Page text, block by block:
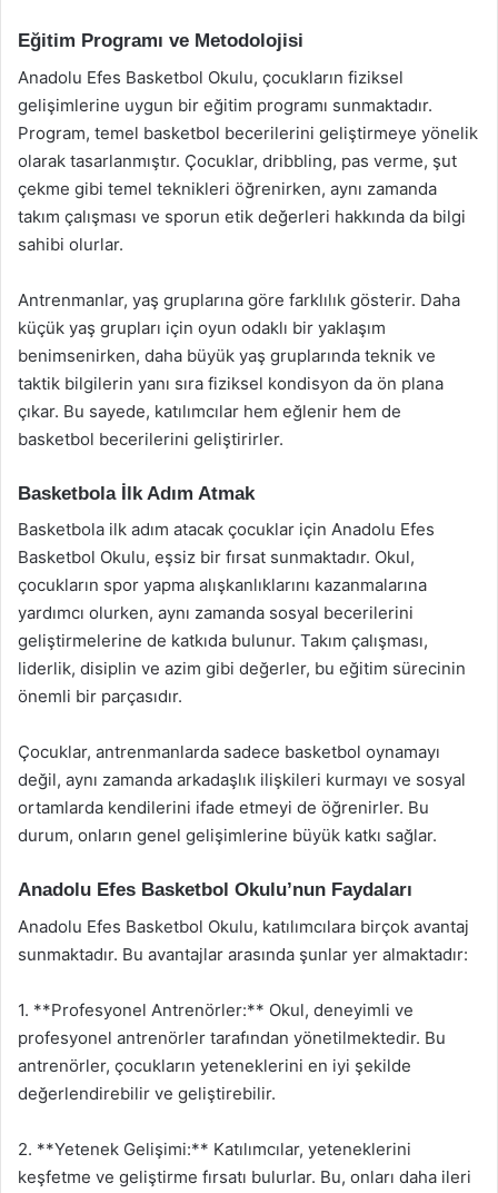
Eğitim Programı ve Metodolojisi
Anadolu Efes Basketbol Okulu, çocukların fiziksel
gelişimlerine uygun bir eğitim programı sunmaktadır.
Program, temel basketbol becerilerini geliştirmeye yönelik
olarak tasarlanmıştır. Çocuklar, dribbling, pas verme, şut
çekme gibi temel teknikleri öğrenirken, aynı zamanda
takım çalışması ve sporun etik değerleri hakkında da bilgi
sahibi olurlar.
Antrenmanlar, yaş gruplarına göre farklılık gösterir. Daha
küçük yaş grupları için oyun odaklı bir yaklaşım
benimsenirken, daha büyük yaş gruplarında teknik ve
taktik bilgilerin yanı sıra fiziksel kondisyon da ön plana
çıkar. Bu sayede, katılımcılar hem eğlenir hem de
basketbol becerilerini geliştirirler.
Basketbola İlk Adım Atmak
Basketbola ilk adım atacak çocuklar için Anadolu Efes
Basketbol Okulu, eşsiz bir fırsat sunmaktadır. Okul,
çocukların spor yapma alışkanlıklarını kazanmalarına
yardımcı olurken, aynı zamanda sosyal becerilerini
geliştirmelerine de katkıda bulunur. Takım çalışması,
liderlik, disiplin ve azim gibi değerler, bu eğitim sürecinin
önemli bir parçasıdır.
Çocuklar, antrenmanlarda sadece basketbol oynamayı
değil, aynı zamanda arkadaşlık ilişkileri kurmayı ve sosyal
ortamlarda kendilerini ifade etmeyi de öğrenirler. Bu
durum, onların genel gelişimlerine büyük katkı sağlar.
Anadolu Efes Basketbol Okulu’nun Faydaları
Anadolu Efes Basketbol Okulu, katılımcılara birçok avantaj
sunmaktadır. Bu avantajlar arasında şunlar yer almaktadır:
1. **Profesyonel Antrenörler:** Okul, deneyimli ve
profesyonel antrenörler tarafından yönetilmektedir. Bu
antrenörler, çocukların yeteneklerini en iyi şekilde
değerlendirebilir ve geliştirebilir.
2. **Yetenek Gelişimi:** Katılımcılar, yeteneklerini
keşfetme ve geliştirme fırsatı bulurlar. Bu, onları daha ileri